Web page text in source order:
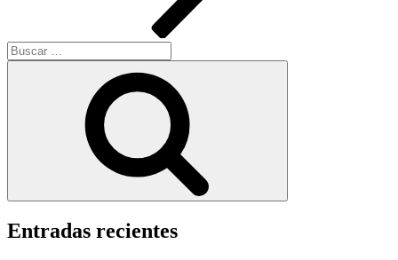
Buscar
por:
Entradas recientes